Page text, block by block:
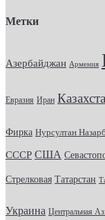
Метки
Азербайджан Армения
Евразия Иран
Фирка Нурсултан
СССР США
Стрелковая Татарстан
Украина Центральная